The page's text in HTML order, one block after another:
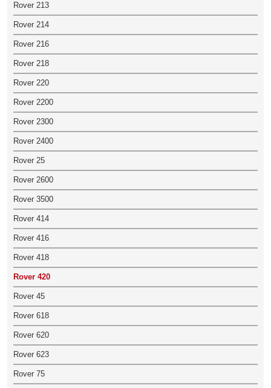
Rover 213
Rover 214
Rover 216
Rover 218
Rover 220
Rover 2200
Rover 2300
Rover 2400
Rover 25
Rover 2600
Rover 3500
Rover 414
Rover 416
Rover 418
Rover 420
Rover 45
Rover 618
Rover 620
Rover 623
Rover 75